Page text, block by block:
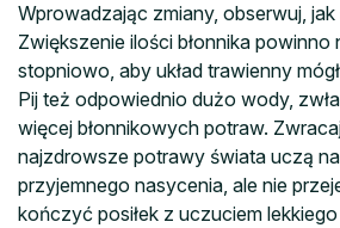
Wprowadzając zmiany, obserwuj,
Zwiększenie ilości błonnika powinno
stopniowo, aby układ trawienny
Pij też odpowiednio dużo wody,
więcej błonnikowych potraw.
najzdrowsze potrawy świata uczą
przyjemnego nasycenia, ale nie
kończyć posiłek z uczuciem